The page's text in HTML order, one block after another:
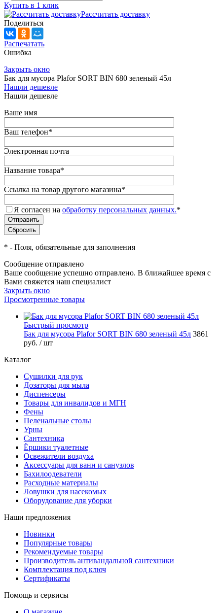
Купить в 1 клик
Рассчитать доставку
Поделиться
Распечатать
Ошибка
Закрыть окно
Бак для мусора Plafor SORT BIN 680 зеленый 45л
Нашли дешевле
Нашли дешевле
Ваше имя
Ваш телефон*
Электронная почта
Название товара*
Ссылка на товар другого магазина*
Я согласен на обработку персональных данных.*
* - Поля, обязательные для заполнения
Сообщение отправлено
Ваше сообщение успешно отправлено. В ближайшее время с
Вами свяжется наш специалист
Закрыть окно
Просмотренные товары
Быстрый просмотр
Бак для мусора Plafor SORT BIN 680 зеленый 45л 3861
руб. / шт
Каталог
Сушилки для рук
Дозаторы для мыла
Диспенсеры
Товары для инвалидов и МГН
Фены
Пеленальные столы
Урны
Сантехника
Ёршики туалетные
Освежители воздуха
Аксессуары для ванн и санузлов
Бахилоодеватели
Расходные материалы
Ловушки для насекомых
Оборудование для уборки
Наши предложения
Новинки
Популярные товары
Рекомендуемые товары
Производитель антивандальной сантехники
Комплектация под ключ
Сертификаты
Помощь и сервисы